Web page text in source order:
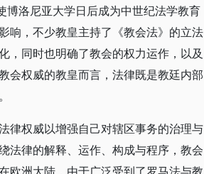
洛尼亚大学日后成为中世纪法学教育
响，不少教皇主持了《教会法》的立法
，同时也明确了教会的权力运作，以及
会权威的教皇而言，法律既是教廷内部
律权威以增强自己对辖区事务的治理与
法律的解释、运作、构成与程序，教会